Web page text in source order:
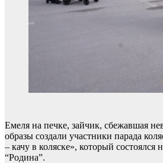
Емеля на печке, зайчик, сбежавшая
образы создали участники парада
– качу в коляске», который
“Родина”.